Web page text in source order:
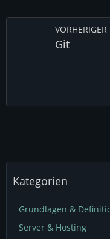
Git
Kategorien
Grundlagen &
Server & Hosting